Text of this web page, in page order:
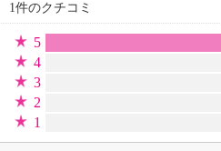
1件のクチコミ
5
4
3
2
1